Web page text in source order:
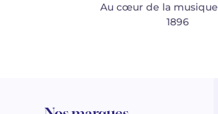
Au cœur de la
1896